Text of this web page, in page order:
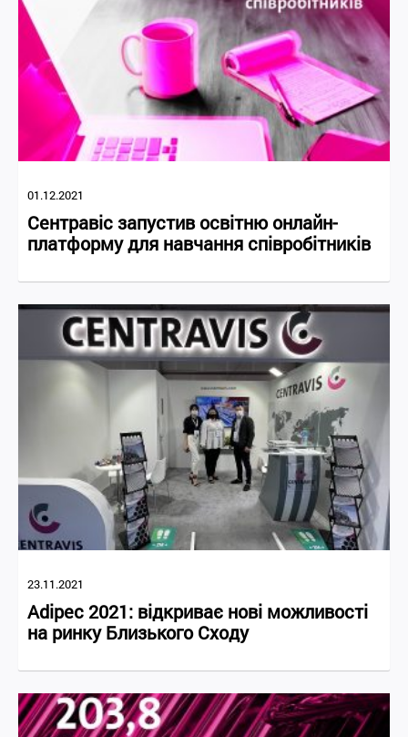
01.12.2021
Сентравіс запустив освітню онлайн-
платформу для навчання співробітників
23.11.2021
Adipec 2021: відкриває нові можливості
на ринку Близького Сходу